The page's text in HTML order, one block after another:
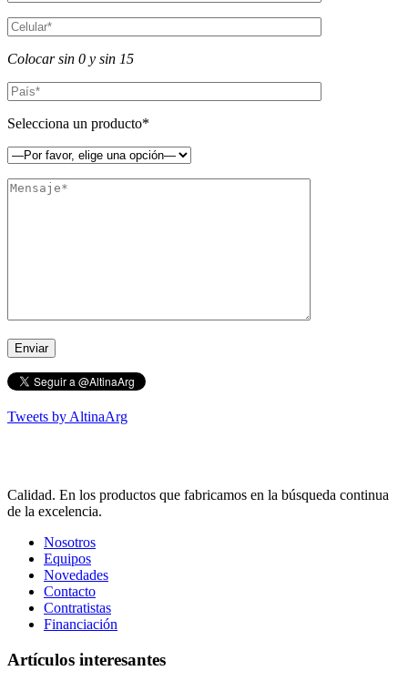
Colocar sin 0 y sin 15
Selecciona un producto*
Tweets by AltinaArg
Calidad. En los productos que fabricamos en la búsqueda continua
de la excelencia.
Nosotros
Equipos
Novedades
Contacto
Contratistas
Financiación
Artículos interesantes